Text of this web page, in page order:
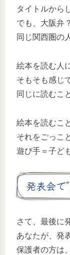
タイトルから
でも、大阪弁
同じ関西圏の
絵本を読む人
そもそも感じ
同じに読むこ
絵本を読むこ
それをごっこ
遊び手＝子ど
発表会で
さて、最後に
あなたが、発
保護者の方は